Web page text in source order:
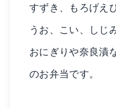
すずき、もろげえ
うお、こい、しじ
おにぎりや奈良漬
のお弁当です。